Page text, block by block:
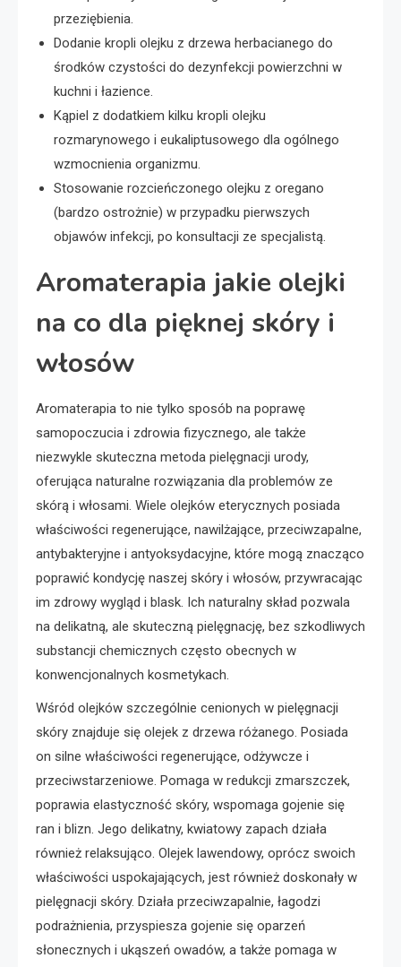
przeziębienia.
Dodanie kropli olejku z drzewa herbacianego do
środków czystości do dezynfekcji powierzchni w
kuchni i łazience.
Kąpiel z dodatkiem kilku kropli olejku
rozmarynowego i eukaliptusowego dla ogólnego
wzmocnienia organizmu.
Stosowanie rozcieńczonego olejku z oregano
(bardzo ostrożnie) w przypadku pierwszych
objawów infekcji, po konsultacji ze specjalistą.
Aromaterapia jakie olejki
na co dla pięknej skóry i
włosów
Aromaterapia to nie tylko sposób na poprawę
samopoczucia i zdrowia fizycznego, ale także
niezwykle skuteczna metoda pielęgnacji urody,
oferująca naturalne rozwiązania dla problemów ze
skórą i włosami. Wiele olejków eterycznych posiada
właściwości regenerujące, nawilżające, przeciwzapalne,
antybakteryjne i antyoksydacyjne, które mogą znacząco
poprawić kondycję naszej skóry i włosów, przywracając
im zdrowy wygląd i blask. Ich naturalny skład pozwala
na delikatną, ale skuteczną pielęgnację, bez szkodliwych
substancji chemicznych często obecnych w
konwencjonalnych kosmetykach.
Wśród olejków szczególnie cenionych w pielęgnacji
skóry znajduje się olejek z drzewa różanego. Posiada
on silne właściwości regenerujące, odżywcze i
przeciwstarzeniowe. Pomaga w redukcji zmarszczek,
poprawia elastyczność skóry, wspomaga gojenie się
ran i blizn. Jego delikatny, kwiatowy zapach działa
również relaksująco. Olejek lawendowy, oprócz swoich
właściwości uspokajających, jest również doskonały w
pielęgnacji skóry. Działa przeciwzapalnie, łagodzi
podrażnienia, przyspiesza gojenie się oparzeń
słonecznych i ukąszeń owadów, a także pomaga w